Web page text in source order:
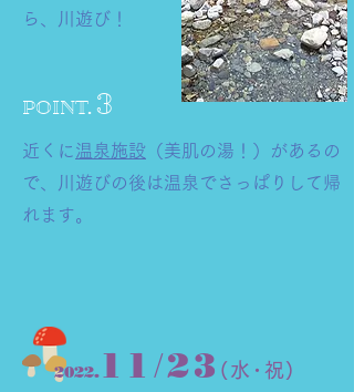
ら、川遊び！
POINT. 3
近くに 温泉施設 （美肌の湯！）があるの
で、川遊びの後は温泉でさっぱりして帰
れます。
2022.11 /23 (水･祝)